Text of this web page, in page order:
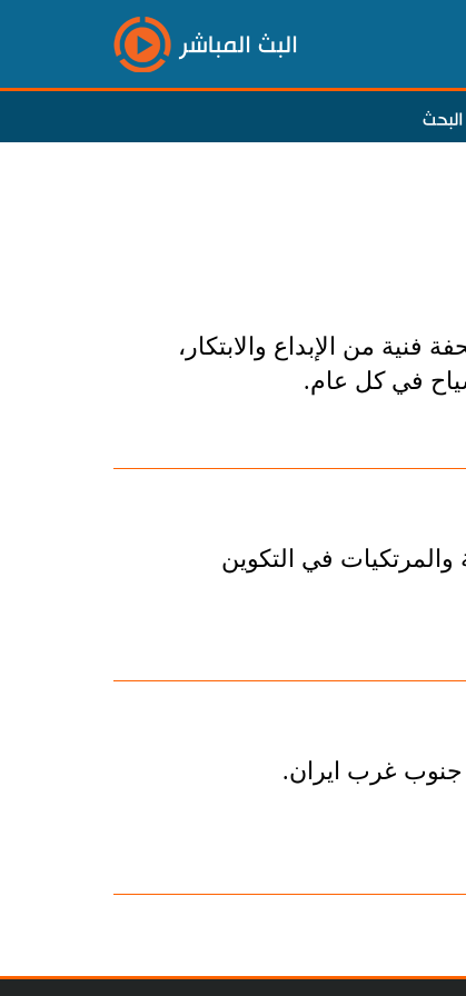
البث المباشر
البحث
فنية من الإبداع والابتكار،
في كل عام.
في التكوين